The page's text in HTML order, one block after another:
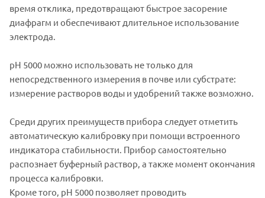
время отклика, предотвращают быстрое засорение
диафрагм и обеспечивают длительное использование
электрода.
pH 5000 можно использовать не только для
непосредственного измерения в почве или субстрате:
измерение растворов воды и удобрений также возможно.
Среди других преимуществ прибора следует отметить
автоматическую калибровку при помощи встроенного
индикатора стабильности. Прибор самостоятельно
распознает буферный раствор, а также момент окончания
процесса калибровки.
Кроме того, рН 5000 позволяет проводить